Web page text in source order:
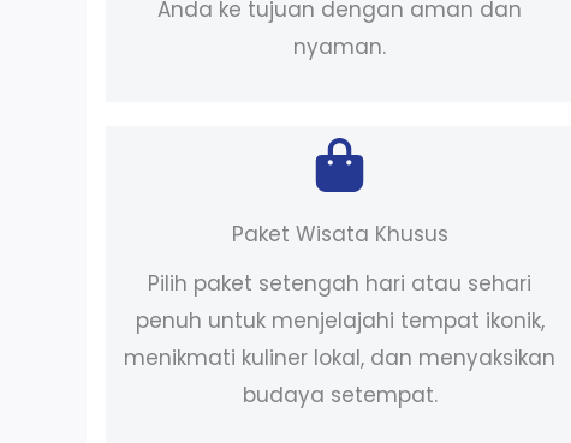
Anda ke tujuan dengan aman dan
nyaman.
Paket Wisata Khusus
Pilih paket setengah hari atau sehari
penuh untuk menjelajahi tempat ikonik,
menikmati kuliner lokal, dan menyaksikan
budaya setempat.